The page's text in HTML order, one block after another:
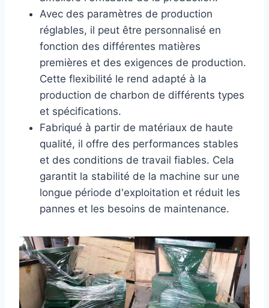
Avec des paramètres de production
réglables, il peut être personnalisé en
fonction des différentes matières
premières et des exigences de production.
Cette flexibilité le rend adapté à la
production de charbon de différents types
et spécifications.
Fabriqué à partir de matériaux de haute
qualité, il offre des performances stables
et des conditions de travail fiables. Cela
garantit la stabilité de la machine sur une
longue période d'exploitation et réduit les
pannes et les besoins de maintenance.